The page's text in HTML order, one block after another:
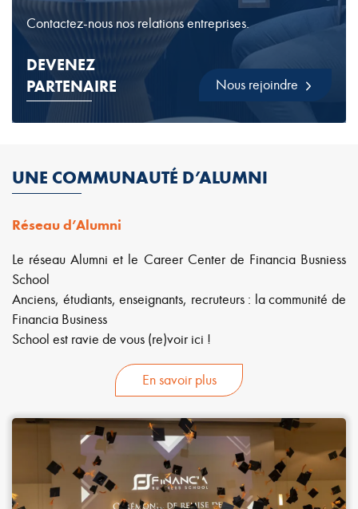
Contactez-nous nos relations entreprises.
DEVENEZ
PARTENAIRE
Nous rejoindre
UNE COMMUNAUTÉ D’ALUMNI
Réseau d’Alumni
Le réseau Alumni et le Career Center de Financia Busniess
School
Anciens, étudiants, enseignants, recruteurs : la communité de
Financia Business
School est ravie de vous (re)voir ici !
En savoir plus